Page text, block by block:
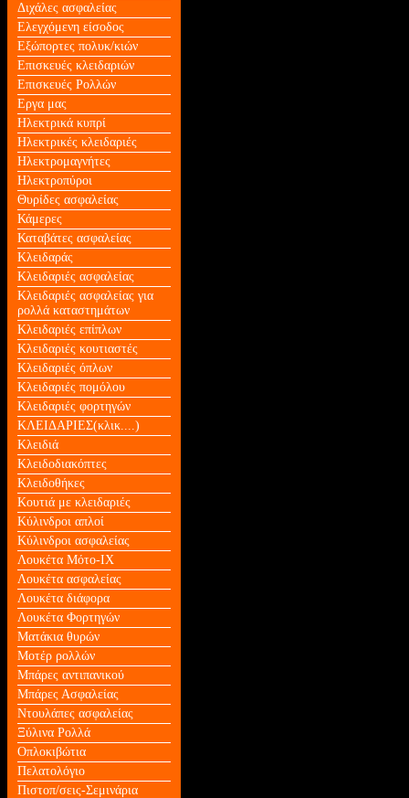
Διχάλες ασφαλείας
Ελεγχόμενη είσοδος
Εξώπορτες πολυκ/κιών
Επισκευές κλειδαριών
Επισκευές Ρολλών
Εργα μας
Ηλεκτρικά κυπρί
Ηλεκτρικές κλειδαριές
Ηλεκτρομαγνήτες
Ηλεκτροπύροι
Θυρίδες ασφαλείας
Κάμερες
Καταβάτες ασφαλείας
Κλειδαράς
Κλειδαριές ασφαλείας
Κλειδαριές ασφαλείας για
ρολλά καταστημάτων
Κλειδαριές επίπλων
Κλειδαριές κουτιαστές
Κλειδαριές όπλων
Κλειδαριές πομόλου
Κλειδαριές φορτηγών
ΚΛΕΙΔΑΡΙΕΣ(κλικ....)
Κλειδιά
Κλειδοδιακόπτες
Κλειδοθήκες
Κουτιά με κλειδαριές
Κύλινδροι απλοί
Κύλινδροι ασφαλείας
Λουκέτα Mότο-ΙΧ
Λουκέτα ασφαλείας
Λουκέτα διάφορα
Λουκέτα Φορτηγών
Ματάκια θυρών
Μοτέρ ρολλών
Μπάρες αντιπανικού
Μπάρες Ασφαλείας
Ντουλάπες ασφαλείας
Ξύλινα Ρολλά
Οπλοκιβώτια
Πελατολόγιο
Πιστοπ/σεις-Σεμινάρια